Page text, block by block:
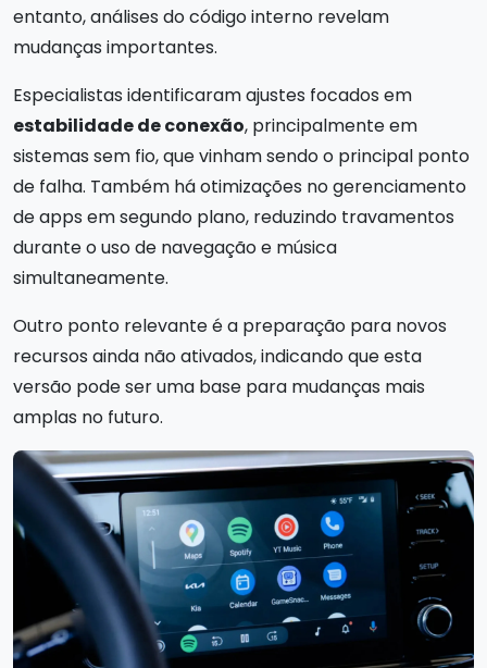
entanto, análises do código interno revelam
mudanças importantes.
Especialistas identificaram ajustes focados em
estabilidade de conexão, principalmente em
sistemas sem fio, que vinham sendo o principal ponto
de falha. Também há otimizações no gerenciamento
de apps em segundo plano, reduzindo travamentos
durante o uso de navegação e música
simultaneamente.
Outro ponto relevante é a preparação para novos
recursos ainda não ativados, indicando que esta
versão pode ser uma base para mudanças mais
amplas no futuro.